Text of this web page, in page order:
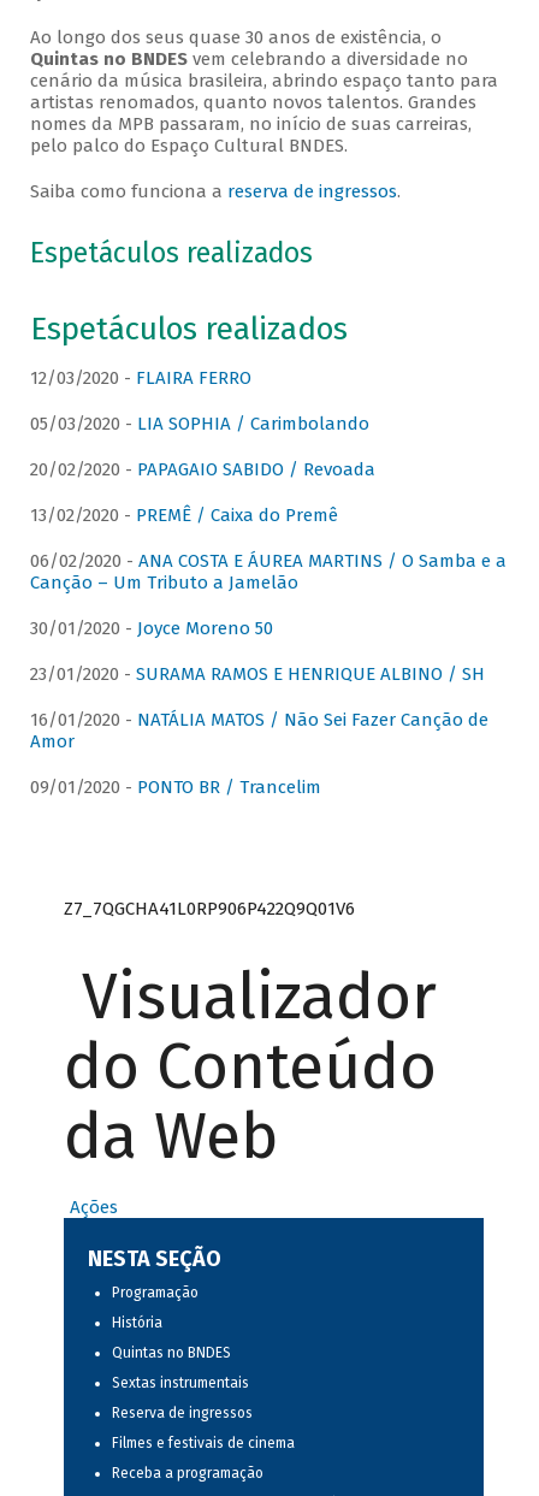
Ao longo dos seus quase 30 anos de existência, o
Quintas no BNDESvem celebrando a diversidade no
cenário da música brasileira, abrindo espaço tanto para
artistas renomados, quanto novos talentos. Grandes
nomes da MPB passaram, no início de suas carreiras,
pelo palco do Espaço Cultural BNDES.
Saiba como funciona a reserva de ingressos.
Espetáculos realizados
Espetáculos realizados
12/03/2020 - FLAIRA FERRO
05/03/2020 - LIA SOPHIA / Carimbolando
20/02/2020 - PAPAGAIO SABIDO / Revoada
13/02/2020 - PREMÊ / Caixa do Premê
06/02/2020 - ANA COSTA E ÁUREA MARTINS / O Samba e a
Canção – Um Tributo a Jamelão
30/01/2020 - Joyce Moreno 50
23/01/2020 - SURAMA RAMOS E HENRIQUE ALBINO / SH
16/01/2020 - NATÁLIA MATOS / Não Sei Fazer Canção de
Amor
09/01/2020 - PONTO BR / Trancelim
Z7_7QGCHA41L0RP906P422Q9Q01V6
Visualizador
do Conteúdo
da Web
Ações
NESTA SEÇÃO
Programação
História
Quintas no BNDES
Sextas instrumentais
Reserva de ingressos
Filmes e festivais de cinema
Receba a programação